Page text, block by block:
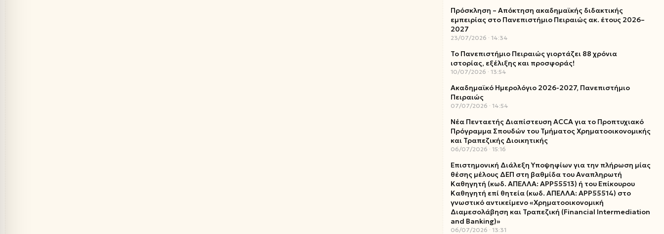
Πρόσκληση – Απόκτηση ακαδημαϊκής διδακτικής
εμπειρίας στο Πανεπιστήμιο Πειραιώς ακ. έτους 2026–
2027
23/07/2026 14:34
Το Πανεπιστήμιο Πειραιώς γιορτάζει 88 χρόνια
ιστορίας, εξέλιξης και προσφοράς!
10/07/2026 13:54
Ακαδημαϊκό Ημερολόγιο 2026-2027, Πανεπιστήμιο
Πειραιώς
07/07/2026 14:54
Νέα Πενταετής Διαπίστευση ACCA για το Προπτυχιακό
Πρόγραμμα Σπουδών του Τμήματος Χρηματοοικονομικής
και Τραπεζικής Διοικητικής
06/07/2026 15:16
Επιστημονική Διάλεξη Υποψηφίων για την πλήρωση μίας
θέσης μέλους ΔΕΠ στη βαθμίδα του Αναπληρωτή
Καθηγητή (κωδ. ΑΠΕΛΛΑ: ΑΡΡ55513) ή του Επίκουρου
Καθηγητή επί θητεία (κωδ. ΑΠΕΛΛΑ: ΑΡΡ55514) στο
γνωστικό αντικείμενο «Χρηματοοικονομική
Διαμεσολάβηση και Τραπεζική (Financial Intermediation
and Banking)»
06/07/2026 13:31